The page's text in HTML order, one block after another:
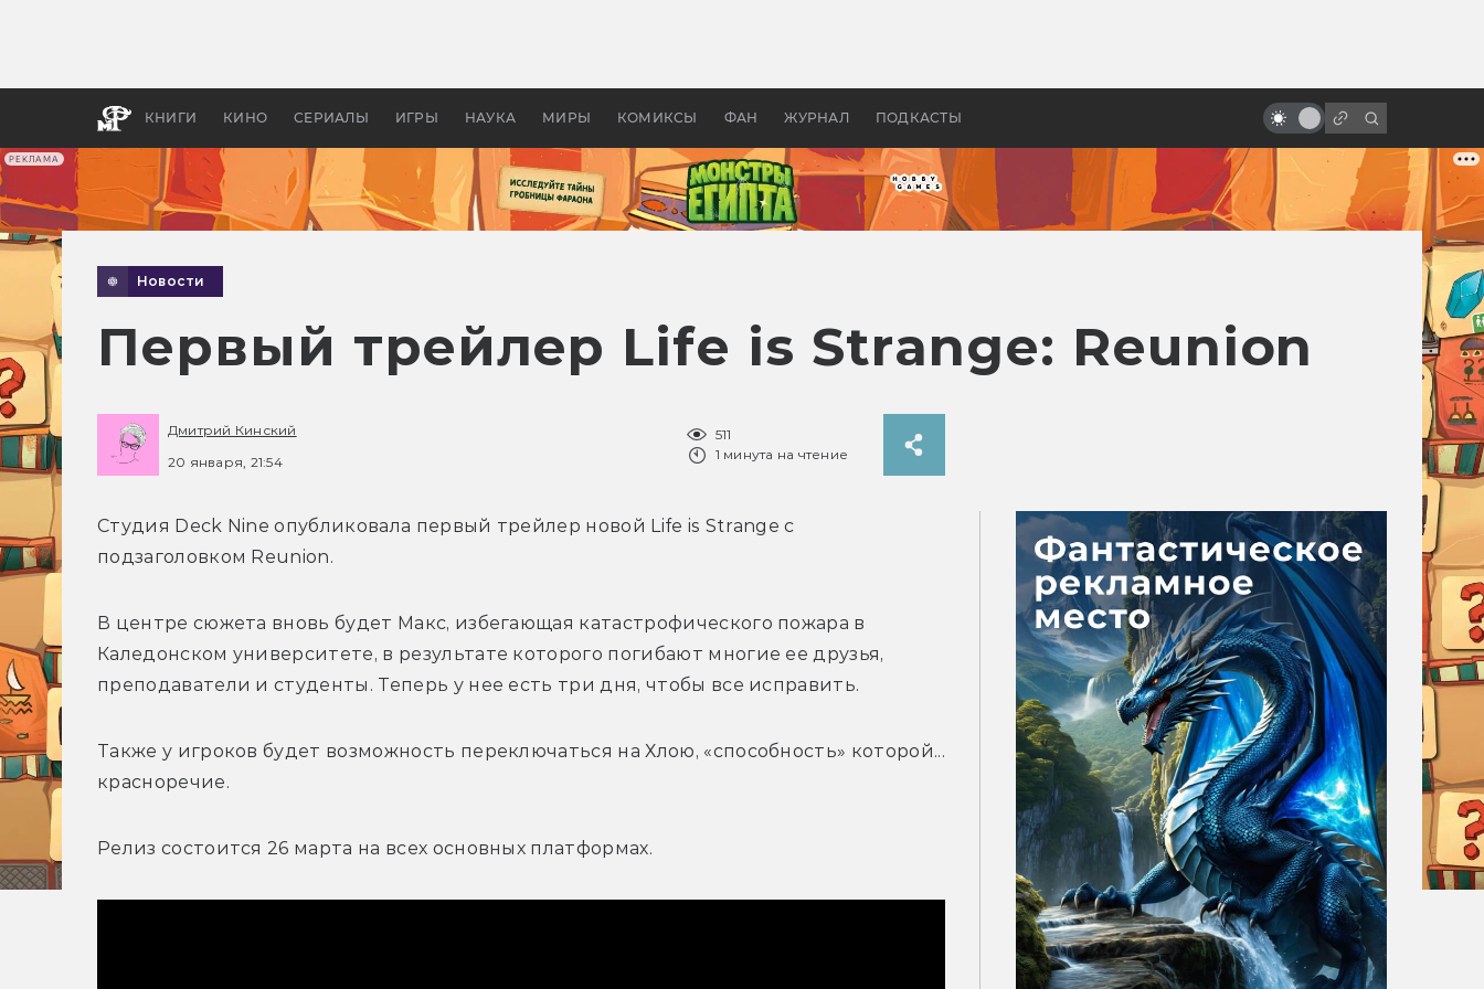
РЕКЛАМА
КНИГИ КИНО СЕРИАЛЫ ИГРЫ НАУКА МИРЫ КОМИКСЫ ФАН ЖУРНАЛ ПОДКАСТЫ
апокалипсис, в России —
бы «Властелина колец»
мечах: топ-10
Новости
Первый трейлер Life is Strange: Reunion
Дмитрий Кинский
20 января, 21:54
511
1 минута на чтение
Студия Deck Nine опубликовала первый трейлер новой Life is Strange с
подзаголовком Reunion.
В центре сюжета вновь будет Макс, избегающая катастрофического пожара в
Каледонском университете, в результате которого погибают многие ее друзья,
преподаватели и студенты. Теперь у нее есть три дня, чтобы все исправить.
Также у игроков будет возможность переключаться на Хлою, «способность» которой...
красноречие.
Релиз состоится 26 марта на всех основных платформах.